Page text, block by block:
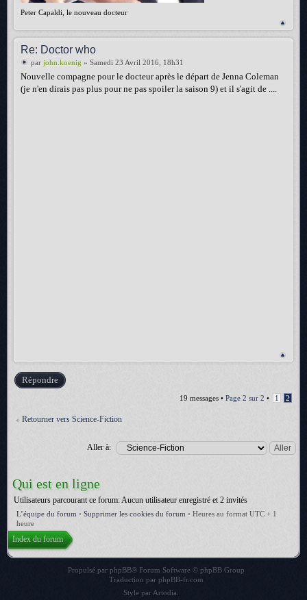
Peter Capaldi, le nouveau docteur
Re: Doctor who
par john.koenig » Samedi 23 Avril 2016, 18h31
Nouvelle compagne pour le docteur après le départ de Jenna Coleman
(je n'en dirais pas plus pour ne pas spoiler la saison 9) et il s'agit de ....
Répondre
19 messages • Page 2 sur 2 • 1 2
Retourner vers Science-Fiction
Aller à:
Qui est en ligne
Utilisateurs parcourant ce forum: Aucun utilisateur enregistré et 2 invités
L’équipe du forum • Supprimer les cookies du forum • Heures au format UTC + 1
heure
Index du forum
Propulsé par phpBB® Forum Software © phpBB Group
Traduction par phpBB-fr.com
Style par Artodia